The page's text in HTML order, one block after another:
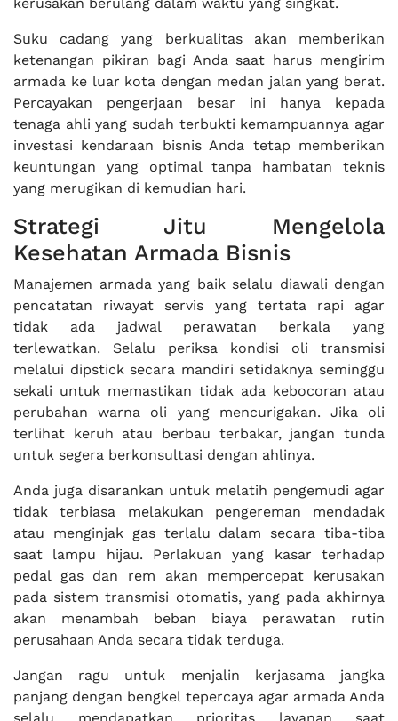
Suku cadang yang berkualitas akan memberikan
ketenangan pikiran bagi Anda saat harus mengirim
armada ke luar kota dengan medan jalan yang berat.
Percayakan pengerjaan besar ini hanya kepada
tenaga ahli yang sudah terbukti kemampuannya agar
investasi kendaraan bisnis Anda tetap memberikan
keuntungan yang optimal tanpa hambatan teknis
yang merugikan di kemudian hari.
Strategi Jitu Mengelola
Kesehatan Armada Bisnis
Manajemen armada yang baik selalu diawali dengan
pencatatan riwayat servis yang tertata rapi agar
tidak ada jadwal perawatan berkala yang
terlewatkan. Selalu periksa kondisi oli transmisi
melalui dipstick secara mandiri setidaknya seminggu
sekali untuk memastikan tidak ada kebocoran atau
perubahan warna oli yang mencurigakan. Jika oli
terlihat keruh atau berbau terbakar, jangan tunda
untuk segera berkonsultasi dengan ahlinya.
Anda juga disarankan untuk melatih pengemudi agar
tidak terbiasa melakukan pengereman mendadak
atau menginjak gas terlalu dalam secara tiba-tiba
saat lampu hijau. Perlakuan yang kasar terhadap
pedal gas dan rem akan mempercepat kerusakan
pada sistem transmisi otomatis, yang pada akhirnya
akan menambah beban biaya perawatan rutin
perusahaan Anda secara tidak terduga.
Jangan ragu untuk menjalin kerjasama jangka
panjang dengan bengkel tepercaya agar armada Anda